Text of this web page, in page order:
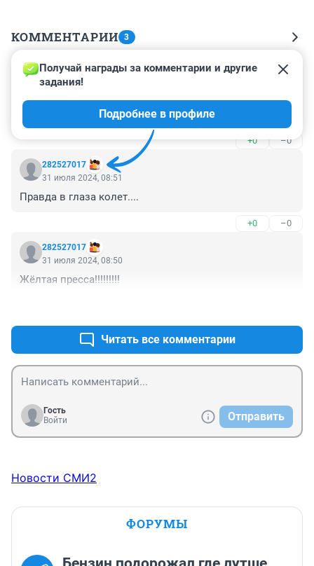
КОММЕНТАРИИ 3
Гость
31 июля 2024, 10:56
идет дождь, а у нас без осадков, а мы хотим вперед
на 6 месяцев, ну рассмешили
+0 –0
282527017
Получай награды за комментарии и другие
задания!
Подробнее в профиле
31 июля 2024, 08:51
Правда в глаза колет....
+0 –0
282527017
31 июля 2024, 08:50
Жёлтая пресса!!!!!!!!!
Читать все комментарии
Гость
Войти
Отправить
Новости СМИ2
ФОРУМЫ